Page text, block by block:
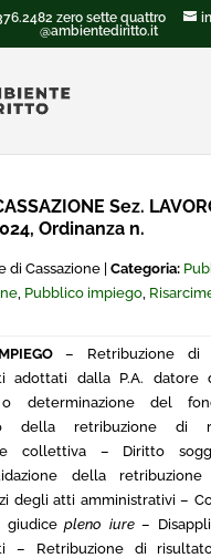
zero sette quattro
@ambientediritto.it
Sez.
Ordinanza n.
di Cassazione | Categoria:
, Pubblico impiego,
– Retribuzione di
adottati dalla P.A. datore
o determinazione del
della retribuzione di
collettiva – Diritto
della
degli atti amministrativi –
giudicepleno iure–
– Retribuzione di